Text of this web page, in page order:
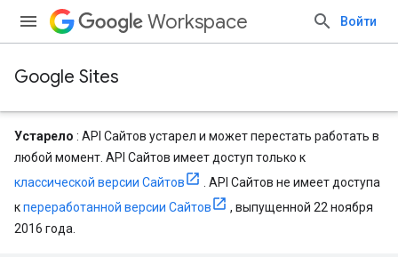
Workspace Войти
Google Sites
Устарело : API Сайтов устарел и может перестать работать в
любой момент. API Сайтов имеет доступ только к
классической версии Сайтов
. API Сайтов не имеет доступа
кпереработанной версии Сайтов
, выпущенной 22 ноября
2016 года.